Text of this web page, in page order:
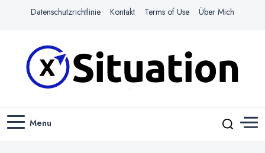
Datenschutzrichtlinie Kontakt Terms of Use Über Mich
X-SITUATION
Menu